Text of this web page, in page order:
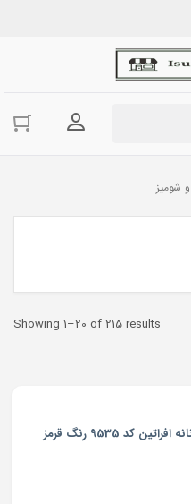
ورود به
و شومیز
Showing 1–20 of 215 results
کد 9535 رنگ قرمز